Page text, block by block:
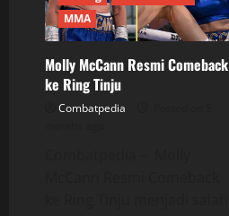
MMA
Molly McCann Resmi Comeback
ke Ring Tinju
Combatpedia